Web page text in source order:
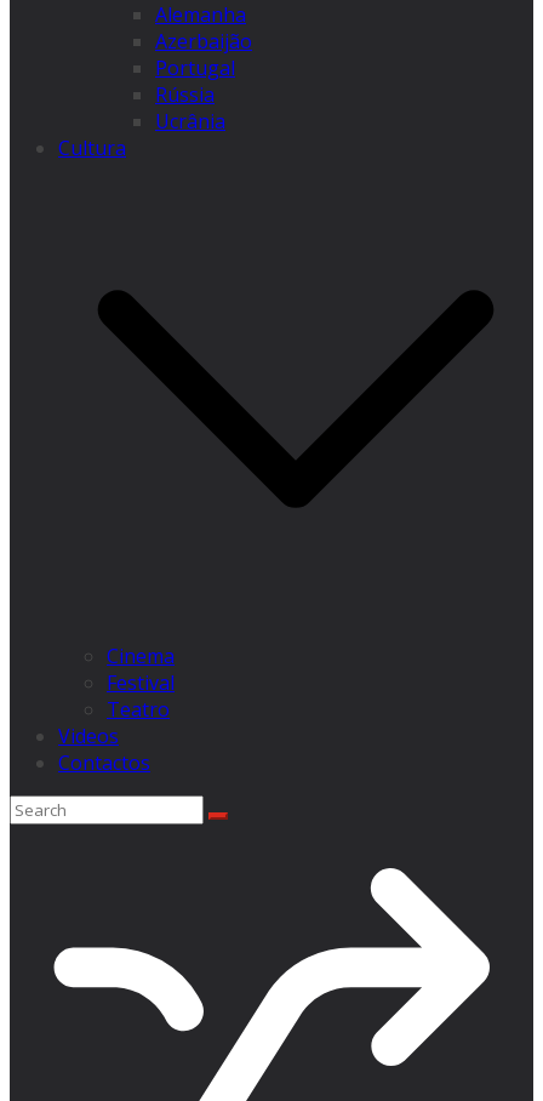
Alemanha
Azerbaijão
Portugal
Rússia
Ucrânia
Cultura
Cinema
Festival
Teatro
Videos
Contactos